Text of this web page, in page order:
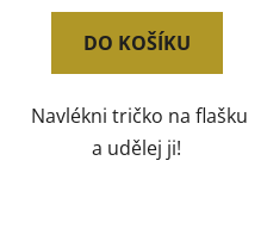
DO KOŠÍKU
Navlékni tričko na flašku
a udělej ji!